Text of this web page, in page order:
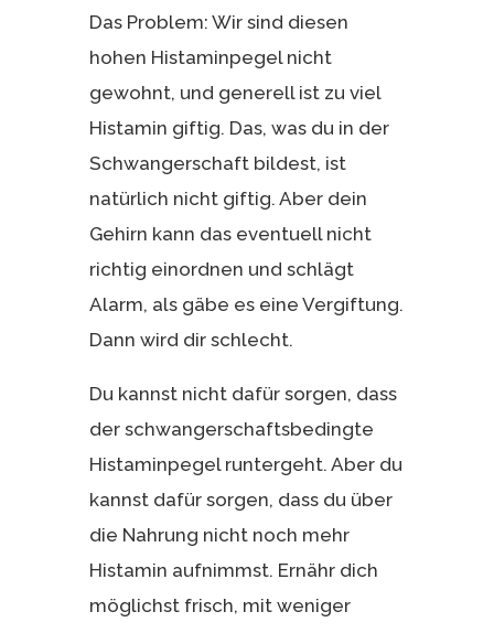
Das Problem: Wir sind diesen
hohen Histaminpegel nicht
gewohnt, und generell ist zu viel
Histamin giftig. Das, was du in der
Schwangerschaft bildest, ist
natürlich nicht giftig. Aber dein
Gehirn kann das eventuell nicht
richtig einordnen und schlägt
Alarm, als gäbe es eine Vergiftung.
Dann wird dir schlecht.
Du kannst nicht dafür sorgen, dass
der schwangerschaftsbedingte
Histaminpegel runtergeht. Aber du
kannst dafür sorgen, dass du über
die Nahrung nicht noch mehr
Histamin aufnimmst. Ernähr dich
möglichst frisch, mit weniger